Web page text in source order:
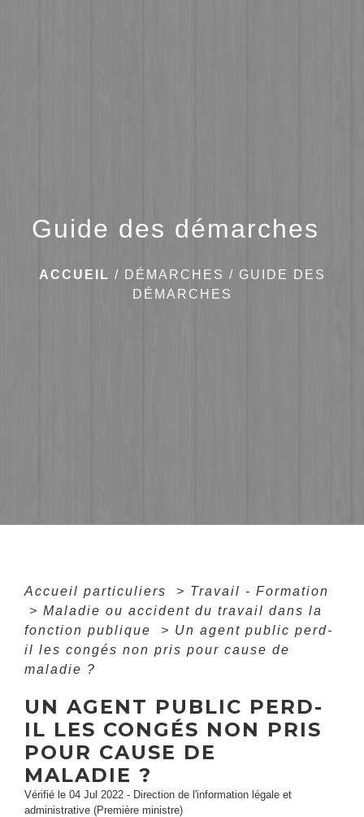
Guide des démarches
ACCUEIL / DÉMARCHES / GUIDE DES
DÉMARCHES
Accueil particuliers > Travail - Formation
> Maladie ou accident du travail dans la
fonction publique
> Un agent public perd-
il les congés non pris pour cause de
maladie ?
UN AGENT PUBLIC PERD-
IL LES CONGÉS NON PRIS
POUR CAUSE DE
MALADIE ?
Vérifié le 04 Jul 2022 - Direction de l'information légale et
administrative (Première ministre)